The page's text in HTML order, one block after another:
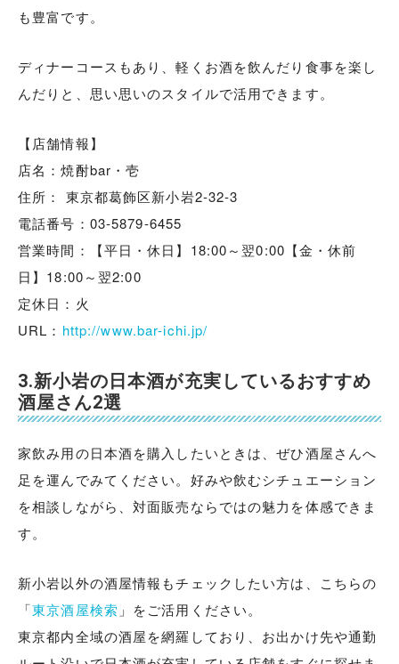
も豊富です。
ディナーコースもあり、軽くお酒を飲んだり食事を楽し
んだりと、思い思いのスタイルで活用できます。
【店舗情報】
店名：焼酎bar・壱
住所： 東京都葛飾区新小岩2-32-3
電話番号：03-5879-6455
営業時間：【平日・休日】18:00～翌0:00【金・休前
日】18:00～翌2:00
定休日：火
URL： http://www.bar-ichi.jp/
3.新小岩の日本酒が充実しているおすすめ
酒屋さん2選
家飲み用の日本酒を購入したいときは、ぜひ酒屋さんへ
足を運んでみてください。好みや飲むシチュエーション
を相談しながら、対面販売ならではの魅力を体感できま
す。
新小岩以外の酒屋情報もチェックしたい方は、こちらの
「東京酒屋検索 」をご活用ください。
東京都内全域の酒屋を網羅しており、お出かけ先や通勤